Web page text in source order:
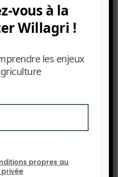
de nouveaux futurs dans les
vous à la
Willagri !
les enjeux
propres au